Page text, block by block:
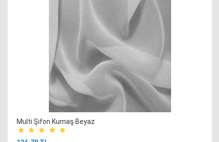
Multi Şifon Kumaş Beyaz